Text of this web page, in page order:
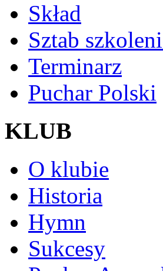
Skład
Sztab
Terminarz
Puchar Polski
KLUB
O klubie
Historia
Hymn
Sukcesy